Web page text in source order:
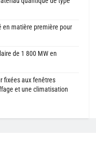
en matière première pour
de 1 800 MW en
fixées aux fenêtres
et une climatisation